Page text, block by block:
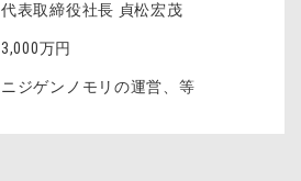
代表取締役社長 貞松宏茂
3,000万円
ニジゲンノモリの運営、等